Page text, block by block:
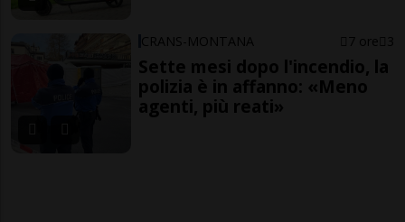
CRANS-MONTANA 7 ore 3
Sette mesi dopo l'incendio, la
polizia è in affanno: «Meno
agenti, più reati»